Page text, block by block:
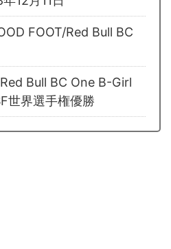
FOOT/Red Bull BC
Bull BC One B-Girl
世界選手権優勝